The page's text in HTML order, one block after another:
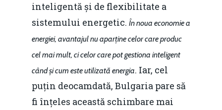
inteligentă și de flexibilitate a
sistemului energetic. În noua economie a
energiei, avantajul nu aparține celor care produc
cel mai mult, ci celor care pot gestiona inteligent
când și cum este utilizată energia. Iar, cel
puțin deocamdată, Bulgaria pare să
fi înțeles această schimbare mai